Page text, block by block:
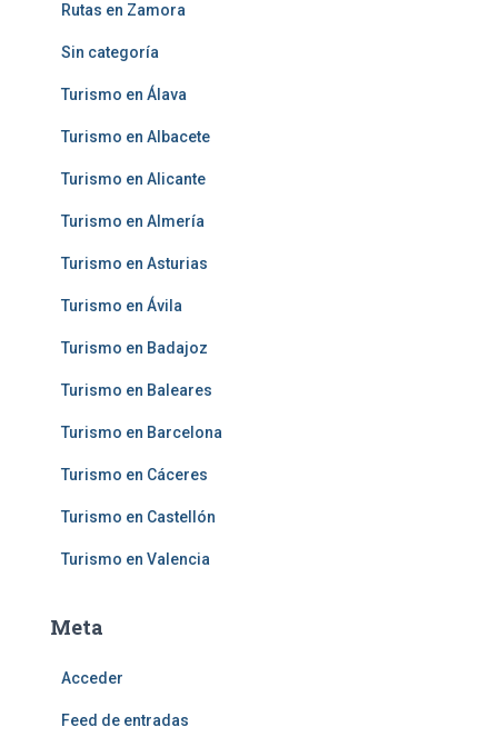
Rutas en Zamora
Sin categoría
Turismo en Álava
Turismo en Albacete
Turismo en Alicante
Turismo en Almería
Turismo en Asturias
Turismo en Ávila
Turismo en Badajoz
Turismo en Baleares
Turismo en Barcelona
Turismo en Cáceres
Turismo en Castellón
Turismo en Valencia
Meta
Acceder
Feed de entradas